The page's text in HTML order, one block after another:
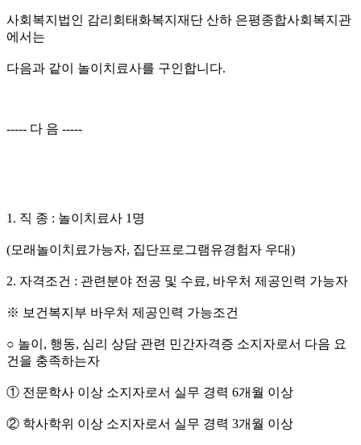
사회복지법인 감리회태화복지재단 산하 은평종합사회복지관
에서는
다음과 같이 놀이치료사를 구인합니다.
----- 다 음 -----
1. 직 종 : 놀이치료사 1명
(모래놀이치료가능자, 집단프로그램유경험자 우대)
2. 자격조건 : 관련분야 전공 및 수료, 바우처 제공인력 가능자
※ 보건복지부 바우처 제공인력 가능조건
○ 놀이 , 행동, 심리 상담 관련 민간자격증 소지자로서 다음 요
건을 충족하는자
① 전문학사 이상 소지자로서 실무 경력 6개월 이상
② 학사학위 이상 소지자로서 실무 경력 3개월 이상